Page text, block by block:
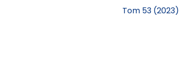
Tom 53 (2023)